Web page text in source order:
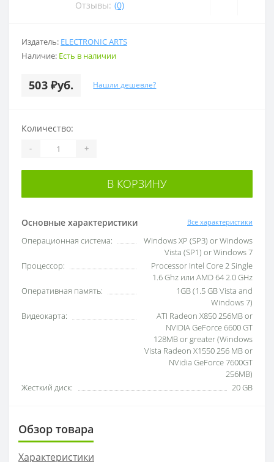
Отзывы: (0)
Издатель: ELECTRONIC ARTS
Наличие: Есть в наличии
503 ₽уб. Нашли дешевле?
Основные характеристики Все характеристики
Операционная система:
Windows XP (SP3) or Windows
Vista (SP1) or Windows 7
Процессор:
Processor Intel Core 2 Single
1.6 Ghz или AMD 64 2.0 GHz
Оперативная память:
1GB (1.5 GB Vista and
Windows 7)
Видеокарта:
ATI Radeon X850 256MB or
NVIDIA GeForce 6600 GT
128MB or greater (Windows
Vista Radeon X1550 256 MB or
NVidia GeForce 7600GT
256MB)
Жесткий диск:
20 GB
Количество:
- +
В КОРЗИНУ
Обзор товара
Характеристики